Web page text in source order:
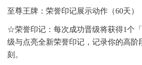
至尊王牌：荣誉印记展示动作（60天）
☆荣誉印记：每次成功晋级将获得1个
级与点亮全新荣誉印记，记录你的高阶
刻。